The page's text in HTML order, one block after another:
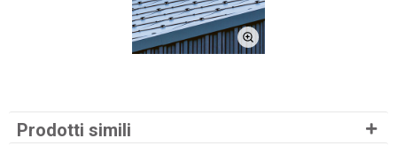
Prodotti simili